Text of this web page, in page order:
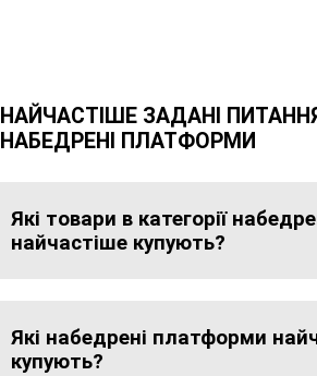
НАЙЧАСТІШЕ ЗАДАНІ ПИТАННЯ
НАБЕДРЕНІ ПЛАТФОРМИ
Які товари в категорії
найчастіше купують?
Які набедрені платформи
купують?